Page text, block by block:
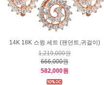
14K 18K 스윙 세트 (팬던트,귀걸이)
1,219,000원
666,000원
582,000원